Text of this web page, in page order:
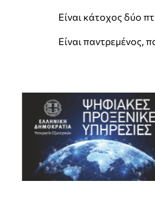
Είναι κάτοχος δύο
Είναι παντρεμένος,